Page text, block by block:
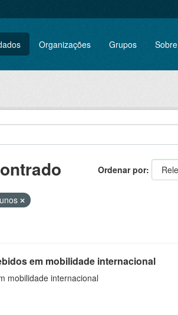
Organizações Grupos Sobre
Ordenar por
em mobilidade internacional
mobilidade internacional